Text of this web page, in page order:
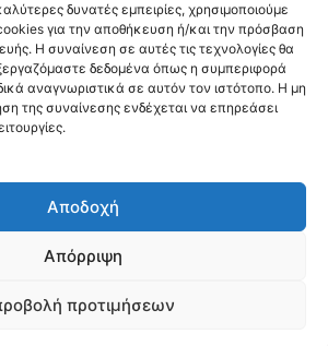
δυνατές εμπειρίες, χρησιμοποιούμε
για την αποθήκευση ή/και την πρόσβαση
Η συναίνεση σε αυτές τις τεχνολογίες θα
δεδομένα όπως η συμπεριφορά
αναγνωριστικά σε αυτόν τον ιστότοπο. Η μη
της συναίνεσης ενδέχεται να επηρεάσει
Αποδοχή
Απόρριψη
προτιμήσεων
332
328
303
244
Happy Traveller 2014-2025